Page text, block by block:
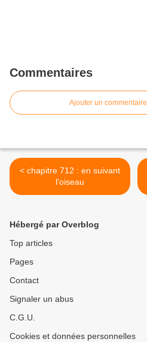
Commentaires
Ajouter un commentaire
< chapitre 712 : en suivant
l'oiseau
Hébergé par Overblog
Top articles
Pages
Contact
Signaler un abus
C.G.U.
Cookies et données personnelles